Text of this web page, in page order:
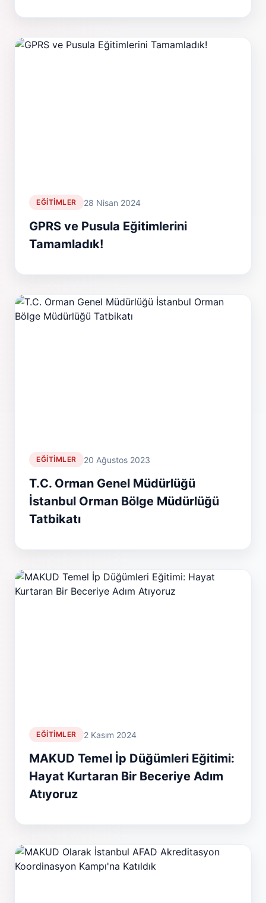
EĞITIMLER 28 Nisan 2024
GPRS ve Pusula Eğitimlerini
Tamamladık!
EĞITIMLER 20 Ağustos 2023
T.C. Orman Genel Müdürlüğü
İstanbul Orman Bölge Müdürlüğü
Tatbikatı
EĞITIMLER 2 Kasım 2024
MAKUD Temel İp Düğümleri Eğitimi:
Hayat Kurtaran Bir Beceriye Adım
Atıyoruz